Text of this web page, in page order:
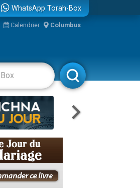
WhatsApp Torah-Box
Calendrier Columbus
Rabbanim